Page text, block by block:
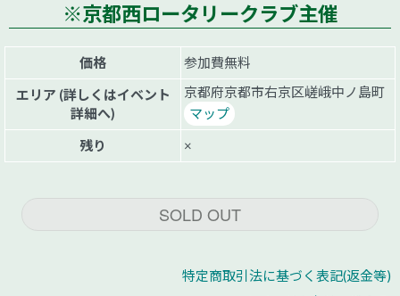
※京都西ロータリークラブ主催
価格
参加費無料
エリア (詳しくはイベント
詳細へ)
京都府京都市右京区嵯峨中ノ島町
マップ
残り
×
SOLD OUT
特定商取引法に基づく表記(返金等)